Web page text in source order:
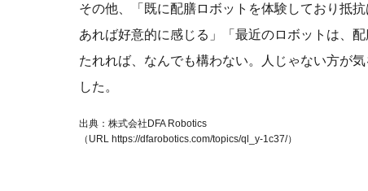
その他、「既に配膳ロボットを体験しており抵
あれば好意的に感じる」「最近のロボットは、
たれれば、なんでも構わない。人じゃない方が
した。
出典：株式会社DFA Robotics
（URL https://dfarobotics.com/topics/ql_y-1c37/）